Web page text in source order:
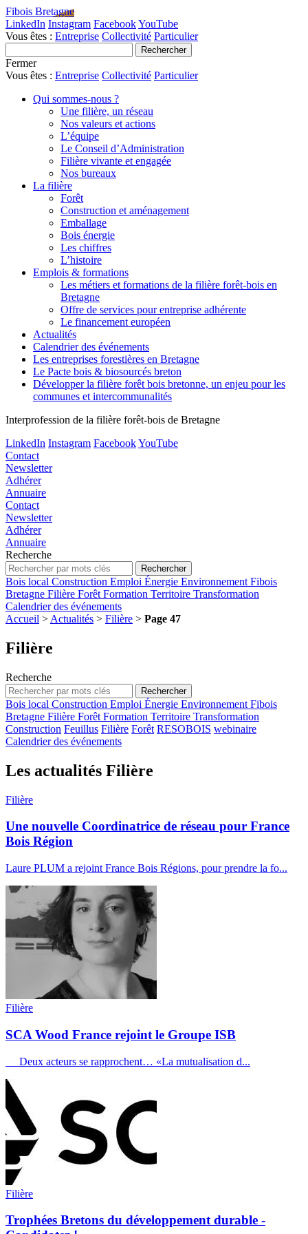
Fibois Bretagne
LinkedIn Instagram FacebookYouTube
Vous êtes : Entreprise Collectivité Particulier
Fermer
Vous êtes : Entreprise Collectivité Particulier
Qui sommes-nous ?
Une filière, un réseau
Nos valeurs et actions
L’équipe
Le Conseil d’Administration
Filière vivante et engagée
Nos bureaux
La filière
Forêt
Construction et aménagement
Emballage
Bois énergie
Les chiffres
L’histoire
Emplois & formations
Les métiers et formations de la filière forêt-bois en
Bretagne
Offre de services pour entreprise adhérente
Le financement européen
Actualités
Calendrier des événements
Les entreprises forestières en Bretagne
Le Pacte bois & biosourcés breton
Développer la filière forêt bois bretonne, un enjeu pour les
communes et intercommunalités
Interprofession de la filière forêt-bois de Bretagne
LinkedIn Instagram FacebookYouTube
Contact
Newsletter
Adhérer
Annuaire
Contact
Newsletter
Adhérer
Annuaire
Recherche
Bois local Construction Emploi Énergie Environnement Fibois
Bretagne Filière Forêt Formation Territoire Transformation
Calendrier des événements
Accueil > Actualités > Filière > Page 47
Filière
Recherche
Bois local Construction Emploi Énergie Environnement Fibois
Bretagne Filière Forêt Formation Territoire Transformation
Construction Feuillus Filière Forêt RESOBOIS webinaire
Calendrier des événements
Les actualités Filière
Filière
Une nouvelle Coordinatrice de réseau pour France
Bois Région
Laure PLUM a rejoint France Bois Régions, pour prendre la fo...
Filière
SCA Wood France rejoint le Groupe ISB
Deux acteurs se rapprochent… «La mutualisation d...
Filière
Trophées Bretons du développement durable -